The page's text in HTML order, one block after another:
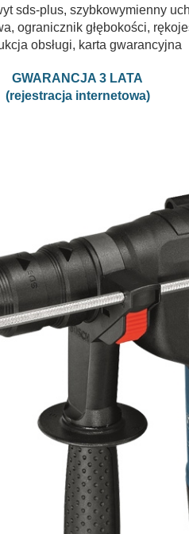
sds-plus, szybkowymienny
ogranicznik głębokości,
obsługi, karta gwarancyjna
GWARANCJA 3 LATA
(rejestracja internetowa)